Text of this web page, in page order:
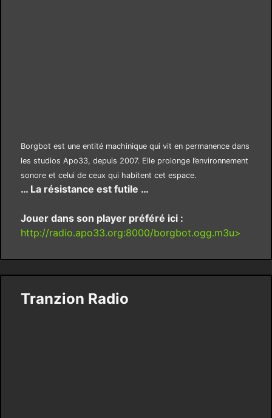
Borgbot est une entité machinique qui vit en permanence dans
les studios Apo33, depuis 2007. Elle prolonge l’environnement
sonore et celui de ceux qui habitent cet espace.
… La résistance est futile …
Jouer dans son player préféré ici :
http://radio.apo33.org:8000/borgbot.ogg.m3u>
Tranzion Radio